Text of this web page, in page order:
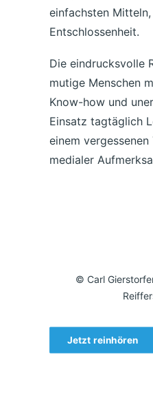
einfachsten
Entschlossenheit.
Die eindrucksvolle
mutige Menschen
Know-how und
Einsatz tagtäglich
einem
medialer
© Carl
Jetzt reinhören